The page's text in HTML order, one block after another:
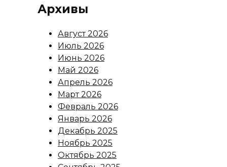
Архивы
Август 2026
Июль 2026
Июнь 2026
Май 2026
Апрель 2026
Март 2026
Февраль 2026
Январь 2026
Декабрь 2025
Ноябрь 2025
Октябрь 2025